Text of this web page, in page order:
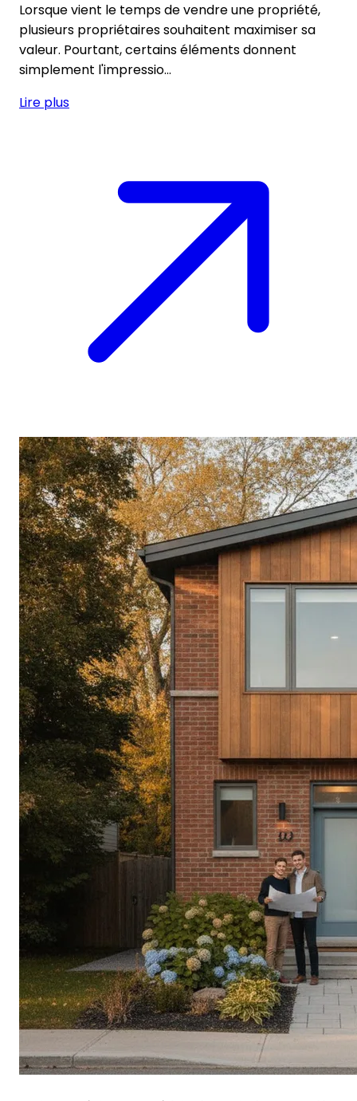
Lorsque vient le temps de vendre une propriété,
plusieurs propriétaires souhaitent maximiser sa
valeur. Pourtant, certains éléments donnent
simplement l'impressio...
Lire plus